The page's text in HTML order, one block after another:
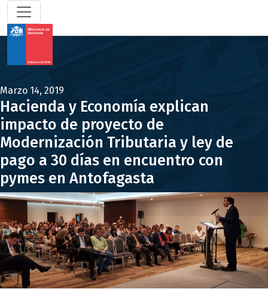
Marzo 14, 2019
Hacienda y Economía explican
impacto de proyecto de
Modernización Tributaria y ley de
pago a 30 días en encuentro con
pymes en Antofagasta